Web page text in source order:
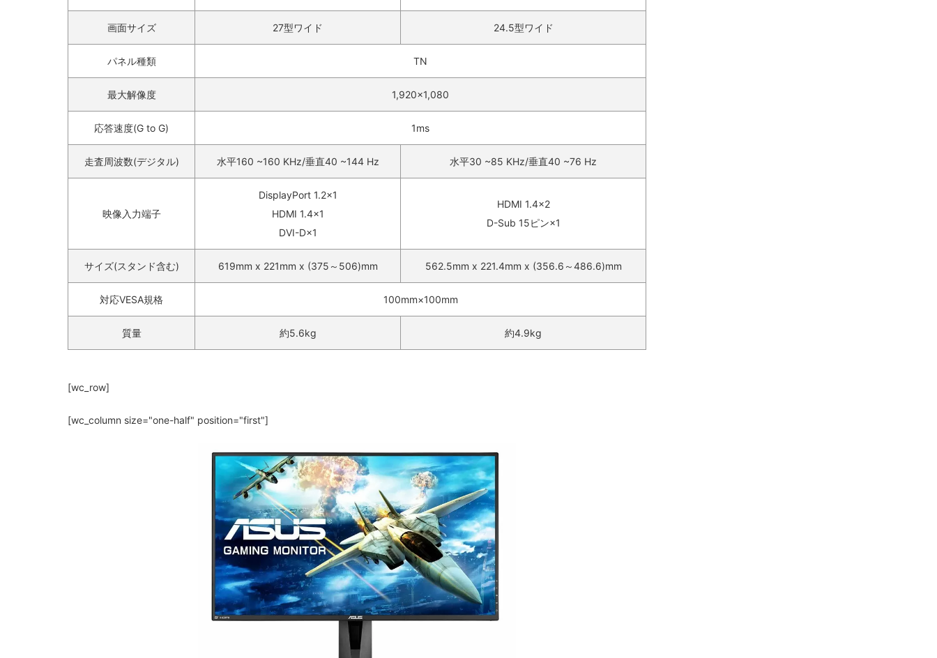
画面サイズ 27型ワイド 24.5型ワイド
パネル種類 TN
最大解像度 1,920×1,080
応答速度(G to G) 1ms
走査周波数(デジタル) 水平160 ~160 KHz/垂直40 ~144 Hz 水平30 ~85 KHz/垂直40 ~76 Hz
映像入力端子
DisplayPort 1.2×1
HDMI 1.4×1
DVI-D×1
HDMI 1.4×2
D-Sub 15ピン×1
サイズ(スタンド含む) 619mm x 221mm x (375～506)mm 562.5mm x 221.4mm x (356.6～486.6)mm
対応VESA規格 100mm×100mm
質量 約5.6kg 約4.9kg
[wc_row]
[wc_column size="one-half" position="first"]